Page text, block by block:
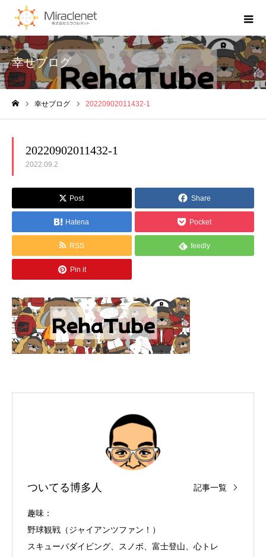
幸せブログ
幸せブログ 20220902011432-1
20220902011432-1
2022.09.2
Post Share
Hatena Pocket
RSS feedly
Pin it
ついてる博多人 記事一覧
趣味：
野球観戦（ジャイアンツファン！）
スキューバダイビング、スノボ、富士登山、心トレ